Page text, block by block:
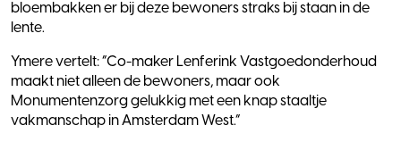
bloembakken er bij deze bewoners straks bij staan in de
lente.
Ymere vertelt: “Co-maker Lenferink Vastgoedonderhoud
maakt niet alleen de bewoners, maar ook
Monumentenzorg gelukkig met een knap staaltje
vakmanschap in Amsterdam West.”